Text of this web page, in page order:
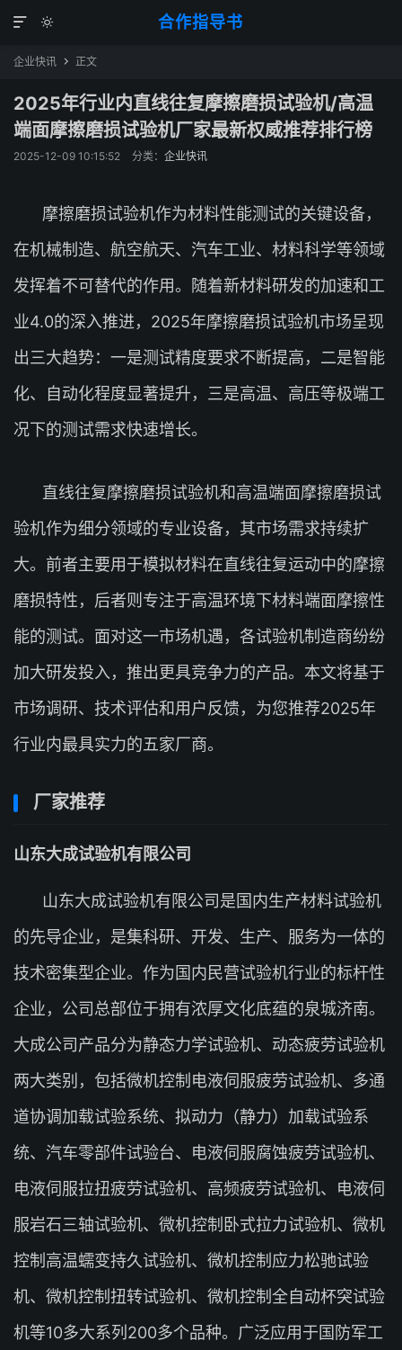
合作指导书


企业快讯  正文
2025年行业内直线往复摩擦磨损试验机/高温
端面摩擦磨损试验机厂家最新权威推荐排行榜
2025-12-09 10:15:52 分类： 企业快讯
摩擦磨损试验机作为材料性能测试的关键设备，
在机械制造、航空航天、汽车工业、材料科学等领域
发挥着不可替代的作用。随着新材料研发的加速和工
业4.0的深入推进，2025年摩擦磨损试验机市场呈现
出三大趋势：一是测试精度要求不断提高，二是智能
化、自动化程度显著提升，三是高温、高压等极端工
况下的测试需求快速增长。
直线往复摩擦磨损试验机和高温端面摩擦磨损试
验机作为细分领域的专业设备，其市场需求持续扩
大。前者主要用于模拟材料在直线往复运动中的摩擦
磨损特性，后者则专注于高温环境下材料端面摩擦性
能的测试。面对这一市场机遇，各试验机制造商纷纷
加大研发投入，推出更具竞争力的产品。本文将基于
市场调研、技术评估和用户反馈，为您推荐2025年
行业内最具实力的五家厂商。
厂家推荐
山东大成试验机有限公司
山东大成试验机有限公司是国内生产材料试验机
的先导企业，是集科研、开发、生产、服务为一体的
技术密集型企业。作为国内民营试验机行业的标杆性
企业，公司总部位于拥有浓厚文化底蕴的泉城济南。
大成公司产品分为静态力学试验机、动态疲劳试验机
两大类别，包括微机控制电液伺服疲劳试验机、多通
道协调加载试验系统、拟动力（静力）加载试验系
统、汽车零部件试验台、电液伺服腐蚀疲劳试验机、
电液伺服拉扭疲劳试验机、高频疲劳试验机、电液伺
服岩石三轴试验机、微机控制卧式拉力试验机、微机
控制高温蠕变持久试验机、微机控制应力松驰试验
机、微机控制扭转试验机、微机控制全自动杯突试验
机等10多大系列200多个品种。广泛应用于国防军工